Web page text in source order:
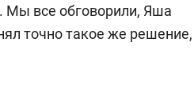
Мы все обговорили, Яша
точно такое же решение,